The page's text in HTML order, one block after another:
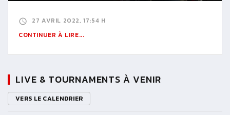
27 AVRIL 2022, 17:54 H
CONTINUER À LIRE...
LIVE & TOURNAMENTS À VENIR
VERS LE CALENDRIER